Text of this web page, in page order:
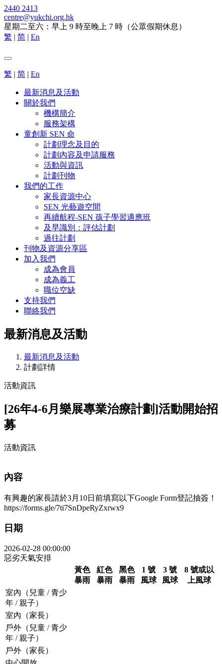
2440 2413
centre@yukchi.org.hk
星期二至六：早上 9 時至晚上 7 時（公眾假期休息）
繁 | 简 | En
繁 | 简 | En
最新消息及活動
關於我們
機構簡介
服務架構
童創新 SEN 命
計劃理念及目的
計劃內容及申請服務
活動與資訊
計劃刊物
我們的工作
家長資源中心
SEN 光藝遊空間
再續航程-SEN 孩子學習適應班
及早識別：評估計劃
過往計劃
刊物及資源分享區
加入我們
成為會員
成為義工
職位空缺
支持我們
聯絡我們
最新消息及活動
最新消息及活動
計劃詳情
活動資訊
[26年4-6月樂展專業治療計劃]活動開始招
募
活動資訊
內容
有興趣的家長請於3月10日前填寫以下Google Form登記抽簽！
https://forms.gle/7ti7SnDpeRyZxrwx9
日期
2026-02-28 00:00:00
惡劣天氣安排
黃色
暴雨
紅色
暴雨
黑色
暴雨
1 號
風球
3 號
風球
8 號或以
上風球
室內（兒童 / 青少
年 / 親子）
室內（家長）
戶外（兒童 / 青少
年 / 親子）
戶外（家長）